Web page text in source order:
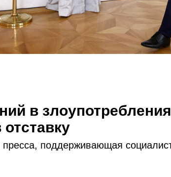
в
поддерживающая